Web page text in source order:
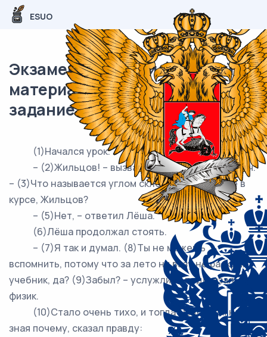
ESUO
Экзаменационный (типовой)
материал ОГЭ / Русский / 10-13
задание / 131
(1)Начался урок.
– (2)Жильцов! – вызвал Лёшу Иван Фёдорович.
– (3)Что называется углом склонения? (4)Ты не в
курсе, Жильцов?
– (5)Нет, – ответил Лёша.
(6)Лёша продолжал стоять.
– (7)Я так и думал. (8)Ты не можешь
вспомнить, потому что за лето ни разу не раскрыл
учебник, да? (9)Забыл? – услужливо подсказал
физик.
(10)Стало очень тихо, и тогда Лёша, сам не
зная почему, сказал правду: